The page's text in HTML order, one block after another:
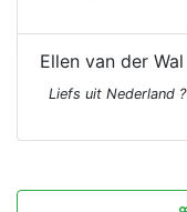
Ellen van der Wal
Liefs uit Nederland ?